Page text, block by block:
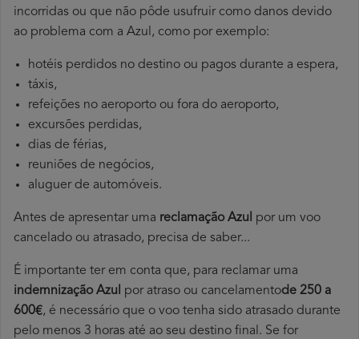
incorridas ou que não pôde usufruir como danos devido
ao problema com a Azul, como por exemplo:
hotéis perdidos no destino ou pagos durante a espera,
táxis,
refeições no aeroporto ou fora do aeroporto,
excursões perdidas,
dias de férias,
reuniões de negócios,
aluguer de automóveis.
Antes de apresentar uma reclamação Azul por um voo
cancelado ou atrasado, precisa de saber...
É importante ter em conta que, para reclamar uma
indemnização Azul por atraso ou cancelamentode 250 a
600€, é necessário que o voo tenha sido atrasado durante
pelo menos 3 horas até ao seu destino final. Se for